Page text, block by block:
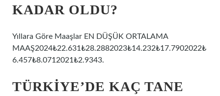
KADAR OLDU?
Yıllara Göre Maaşlar EN DÜŞÜK ORTALAMA
MAAŞ2024₺22.631₺28.2882023₺14.232₺17.7902022₺
6.457₺8.0712021₺2.9343.
TÜRKIYE’DE KAÇ TANE